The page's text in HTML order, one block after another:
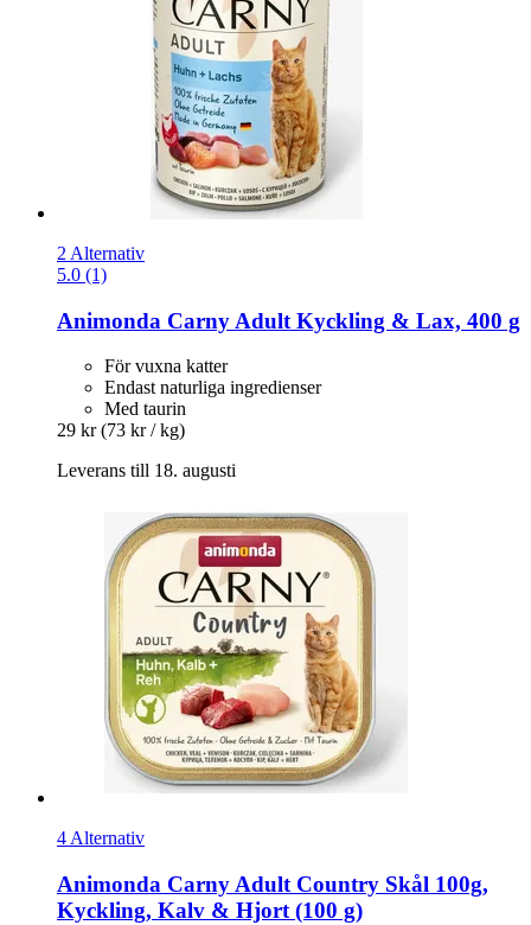
2 Alternativ
5.0 (1)
Animonda Carny Adult Kyckling & Lax, 400 g
För vuxna katter
Endast naturliga ingredienser
Med taurin
29 kr (73 kr / kg)
Leverans till 18. augusti
4 Alternativ
Animonda Carny Adult Country Skål 100g,
Kyckling, Kalv & Hjort (100 g)